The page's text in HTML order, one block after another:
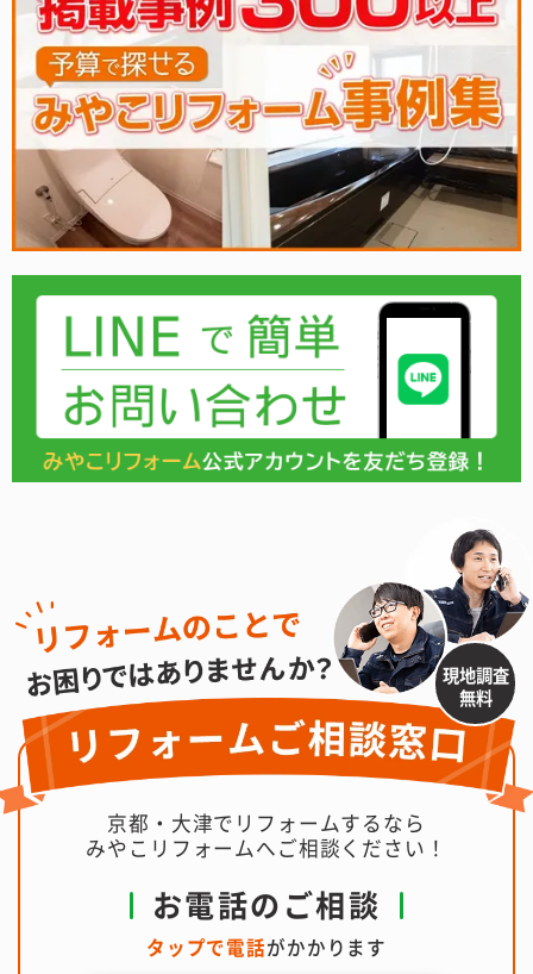
現地調査
無料
京都・大津でリフォームするなら
みやこリフォームへご相談ください！
お電話のご相談
タップで電話がかかります